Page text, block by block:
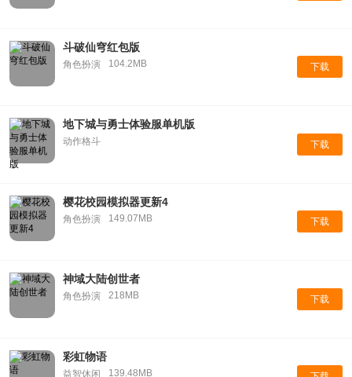
斗破仙穹红包版
角色扮演 104.2MB 下载
地下城与勇士体验服单机版
动作格斗 下载
樱花校园模拟器更新4
角色扮演 149.07MB 下载
神域大陆创世者
角色扮演 218MB 下载
彩虹物语
益智休闲 139.48MB